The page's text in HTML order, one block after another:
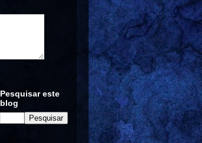
Pesquisar este
blog